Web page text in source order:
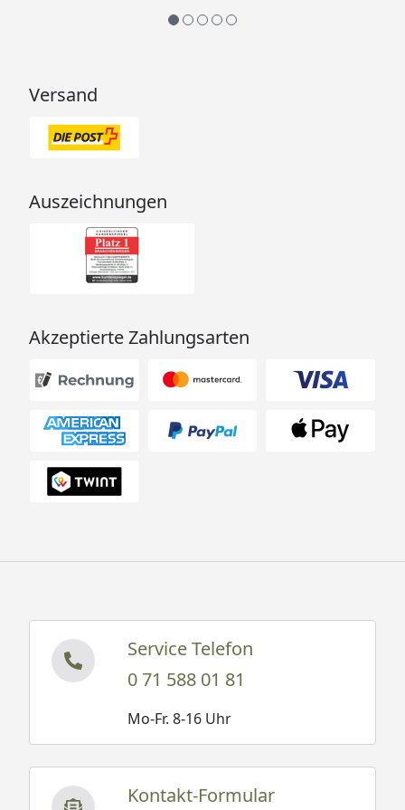
Reiter "Zubehör"
Ofenschutzgitter
Verdampferofen finden Sie
Elektroanschluss
400 V Starkstrom
Garantie
Informationen zu den
Leistungen zum Festpreis
Weitere Informationen
Optionale Erweiterungen (siehe Reiter "Zubehör"):
Verschiedene Sauna-Zubehörsets
Versand
Auszeichnungen
Akzeptierte Zahlungsarten
Service Telefon
0 71 588 01 81
Mo-Fr. 8-16 Uhr
Kontakt-Formular